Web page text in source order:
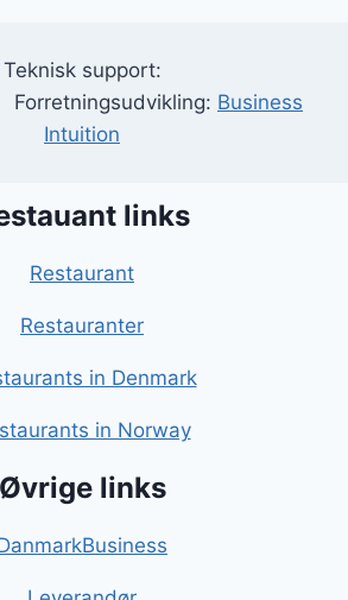
Teknisk support:
Business
Intuition
links
Restaurant
Restauranter
in Denmark
in Norway
Øvrige links